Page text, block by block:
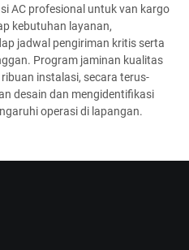
AC profesional untuk van kargo
kebutuhan layanan,
jadwal pengiriman kritis serta
Program jaminan kualitas
instalasi, secara terus-
desain dan mengidentifikasi
operasi di lapangan.